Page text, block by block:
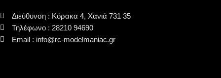
Διεύθυνση : Κόρακα 4, Χανιά 731 35
Τηλέφωνο : 28210 94690
Email : info@rc-modelmaniac.gr